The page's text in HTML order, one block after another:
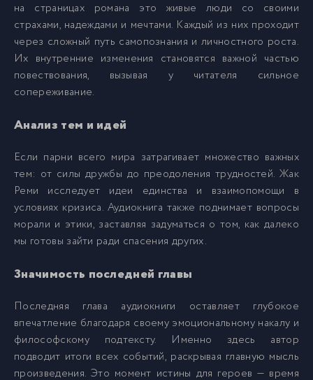
на страницах романа это живые люди со своими
страхами, надеждами и мечтами. Каждый из них проходит
через сложный путь самопознания и личностного роста.
Их внутренние изменения становятся важной частью
повествования, вызывая у читателя сильное
сопереживание.
Анализ тем и идей
Если парни всего мира затрагивает множество важных
тем: от силы дружбы до преодоления трудностей. Жак
Реми исследует идеи единства и взаимопомощи в
условиях кризиса. Аудиокнига также поднимает вопросы
морали и этики, заставляя задуматься о том, как далеко
мы готовы зайти ради спасения других.
Значимость последней главы
Последняя глава аудиокниги оставляет глубокое
впечатление благодаря своему эмоциональному накалу и
философскому подтексту. Именно здесь автор
подводит итоги всех событий, раскрывая главную мысль
произведения. Это момент истины для героев — время